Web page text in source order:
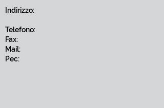
Indirizzo:
Telefono:
Fax:
Mail:
Pec: